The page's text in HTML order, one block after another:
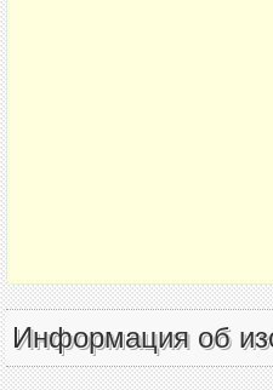
Информация об